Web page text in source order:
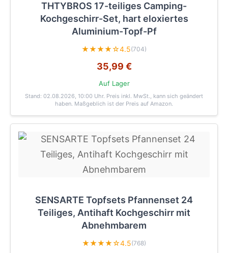
THTYBROS 17-teiliges Camping-
Kochgeschirr-Set, hart eloxiertes
Aluminium-Topf-Pf
★★★★☆4.5(704)
35,99 €
Auf Lager
Stand: 02.08.2026, 10:00 Uhr. Preis inkl. MwSt., kann sich geändert
haben. Maßgeblich ist der Preis auf Amazon.
SENSARTE Topfsets Pfannenset 24
Teiliges, Antihaft Kochgeschirr mit
Abnehmbarem
★★★★☆4.5(768)